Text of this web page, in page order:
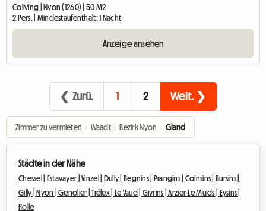
Coliving | Nyon (1260) | 50 M2
2 Pers. | Mindestaufenthalt: 1 Nacht
Anzeige ansehen
❮ Zurü. 1 2 Weit. ❯
Zimmer zu vermieten › Waadt › Bezirk Nyon › Gland
Städte in der Nähe
Chessel | Estavayer |Vinzel | Dully | Begnins | Prangins | Coinsins | Bursins |
Gilly |Nyon |Genolier |Trélex | Le Vaud | Givrins |Arzier-Le Muids | Eysins |
Rolle